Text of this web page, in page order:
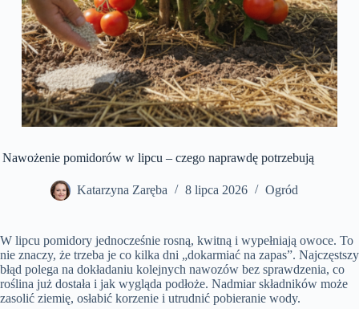
Nawożenie pomidorów w lipcu – czego naprawdę potrzebują
Katarzyna Zaręba 8 lipca 2026 Ogród
W lipcu pomidory jednocześnie rosną, kwitną i wypełniają owoce. To
nie znaczy, że trzeba je co kilka dni „dokarmiać na zapas”. Najczęstszy
błąd polega na dokładaniu kolejnych nawozów bez sprawdzenia, co
roślina już dostała i jak wygląda podłoże. Nadmiar składników może
zasolić ziemię, osłabić korzenie i utrudnić pobieranie wody.